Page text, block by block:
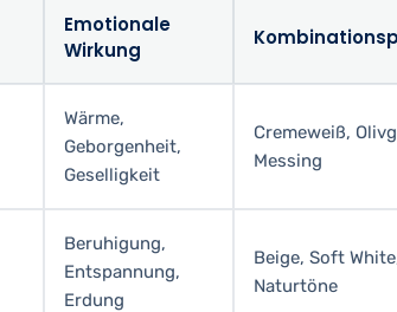
Emotionale
Wirkung
Wärme,
Geborgenheit,
Geselligkeit
Cremeweiß,
Messing
Beruhigung,
Entspannung,
Erdung
Beige, Soft
Naturtöne